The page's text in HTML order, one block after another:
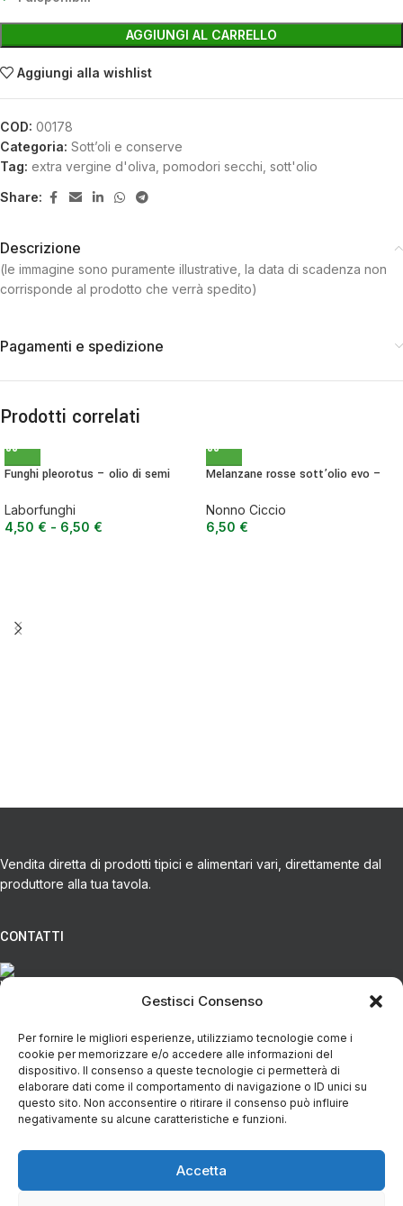
Gestisci Consenso
Per fornire le migliori esperienze, utilizziamo tecnologie come i
cookie per memorizzare e/o accedere alle informazioni del
dispositivo. Il consenso a queste tecnologie ci permetterà di
elaborare dati come il comportamento di navigazione o ID unici su
questo sito. Non acconsentire o ritirare il consenso può influire
negativamente su alcune caratteristiche e funzioni.
Accetta
AGGIUNGI AL CARRELLO
Aggiungi alla wishlist
COD: 00178
Categoria: Sott’oli e conserve
Tag: extra vergine d'oliva pomodori secchi sott'olio
Share:
Descrizione
(le immagine sono puramente illustrative, la data di scadenza non
corrisponde al prodotto che verrà spedito)
Pagamenti e spedizione
Prodotti correlati
Funghi pleorotus – olio di semi
Laborfunghi
4,50 € - 6,50 €
Melanzane rosse sott’olio evo –
Nonno Ciccio
6,50 €
Vendita diretta di prodotti tipici e alimentari vari, direttamente dal
produttore alla tua tavola.
CONTATTI
+39 348 5888298
info@spesaincampagna.com
PAGINE DEL SITO